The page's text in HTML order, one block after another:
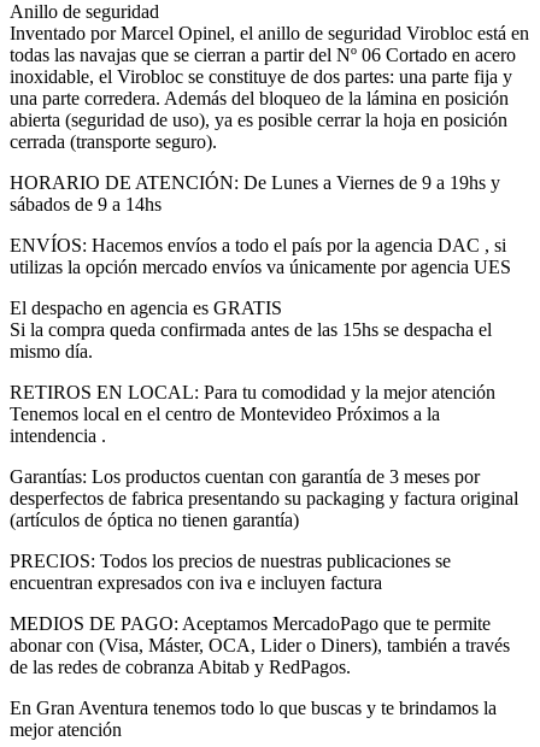
Anillo de seguridad
Inventado por Marcel Opinel, el anillo de seguridad Virobloc está en
todas las navajas que se cierran a partir del Nº 06 Cortado en acero
inoxidable, el Virobloc se constituye de dos partes: una parte fija y
una parte corredera. Además del bloqueo de la lámina en posición
abierta (seguridad de uso), ya es posible cerrar la hoja en posición
cerrada (transporte seguro).
HORARIO DE ATENCIÓN: De Lunes a Viernes de 9 a 19hs y
sábados de 9 a 14hs
ENVÍOS: Hacemos envíos a todo el país por la agencia DAC , si
utilizas la opción mercado envíos va únicamente por agencia UES
El despacho en agencia es GRATIS
Si la compra queda confirmada antes de las 15hs se despacha el
mismo día.
RETIROS EN LOCAL: Para tu comodidad y la mejor atención
Tenemos local en el centro de Montevideo Próximos a la
intendencia .
Garantías: Los productos cuentan con garantía de 3 meses por
desperfectos de fabrica presentando su packaging y factura original
(artículos de óptica no tienen garantía)
PRECIOS: Todos los precios de nuestras publicaciones se
encuentran expresados con iva e incluyen factura
MEDIOS DE PAGO: Aceptamos MercadoPago que te permite
abonar con (Visa, Máster, OCA, Lider o Diners), también a través
de las redes de cobranza Abitab y RedPagos.
En Gran Aventura tenemos todo lo que buscas y te brindamos la
mejor atención